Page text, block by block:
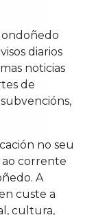
diarios
noticias
de
no seu
corrente
A
custe a
cultura,